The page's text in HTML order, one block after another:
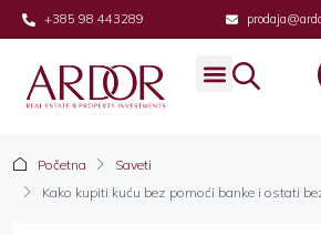
+385 98 443289
Početna
Saveti
Kako kupiti kuću bez pomoći banke i ostati